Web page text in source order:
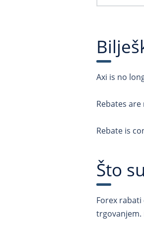
Axi is no
Rebates
Rebate is
Što
Forex
trgovanjem.